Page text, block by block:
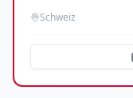
Schweiz